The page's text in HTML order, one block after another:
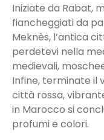
Iniziate da Rabat,
fiancheggiati da
Meknès, l’antica
perdetevi nella
medievali,
Infine, terminate il
città rossa,
in Marocco si
profumi e colori.